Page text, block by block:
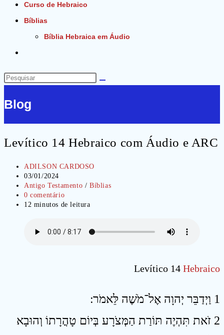
Curso de Hebraico
Bíblias
Bíblia Hebraica em Áudio
do
site
Pesquisar
site
Blog
Levítico 14 Hebraico com Áudio e ARC
Autor
do
post:
ADILSON CARDOSO
Post
publicado:
03/01/2024
Categoria
do
post:
Antigo Testamento / Bíblias
Comentários
do
0 comentário
Tempo
12 minutos de leitura
Levítico 14 Hebraico
1 וַיְדַבֵּר יְהוָה אֶל־מֹשֶׁה לֵּאמֹר ׃
2 זֹאת תִּהְיֶה תּוֹרַת הַמְּצֹרָע בְּיוֹם טָהֳרָתוֹ וְהוּבָא